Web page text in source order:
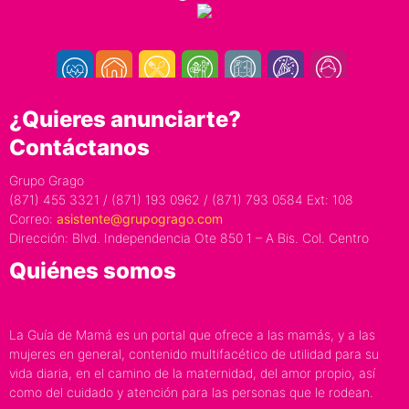
¿Quieres anunciarte?
Contáctanos
Grupo Grago
(871) 455 3321 / (871) 193 0962 / (871) 793 0584 Ext: 108
Correo: asistente@grupogrago.com
Dirección: Blvd. Independencia Ote 850 1 – A Bis. Col. Centro
Quiénes somos
La Guía de Mamá es un portal que ofrece a las mamás, y a las
mujeres en general, contenido multifacético de utilidad para su
vida diaria, en el camino de la maternidad, del amor propio, así
como del cuidado y atención para las personas que le rodean.